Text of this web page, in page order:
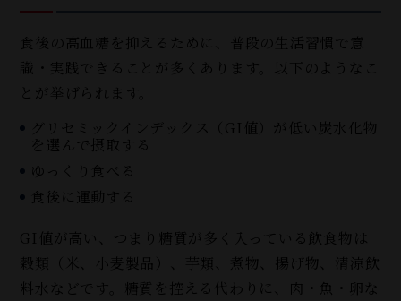
食後の高血糖を抑えるために、普段の生活習慣で意
識・実践できることが多くあります。以下のようなこ
とが挙げられます。
グリセミックインデックス（GI値）が低い炭水化物
を選んで摂取する
ゆっくり食べる
食後に運動する
GI値が高い、つまり糖質が多く入っている飲食物は
穀類（米、小麦製品）、芋類、煮物、揚げ物、清涼飲
料水などです。糖質を控える代わりに、肉・魚・卵な